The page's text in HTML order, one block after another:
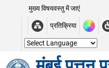
मुख्य विषयवस्तु में जाएं
प्रतिक्रिया